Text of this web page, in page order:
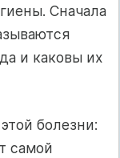
Сначала
и каковы их
болезни:
самой